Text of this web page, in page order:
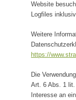
Website
Logfiles
Weitere
https://
Die
Art. 6 Abs. 1
Interesse an